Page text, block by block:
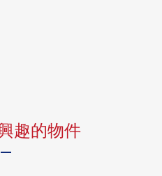
趣的物件